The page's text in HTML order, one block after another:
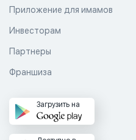
Приложение для имамов
Инвесторам
Партнеры
Франшиза
Загрузить на